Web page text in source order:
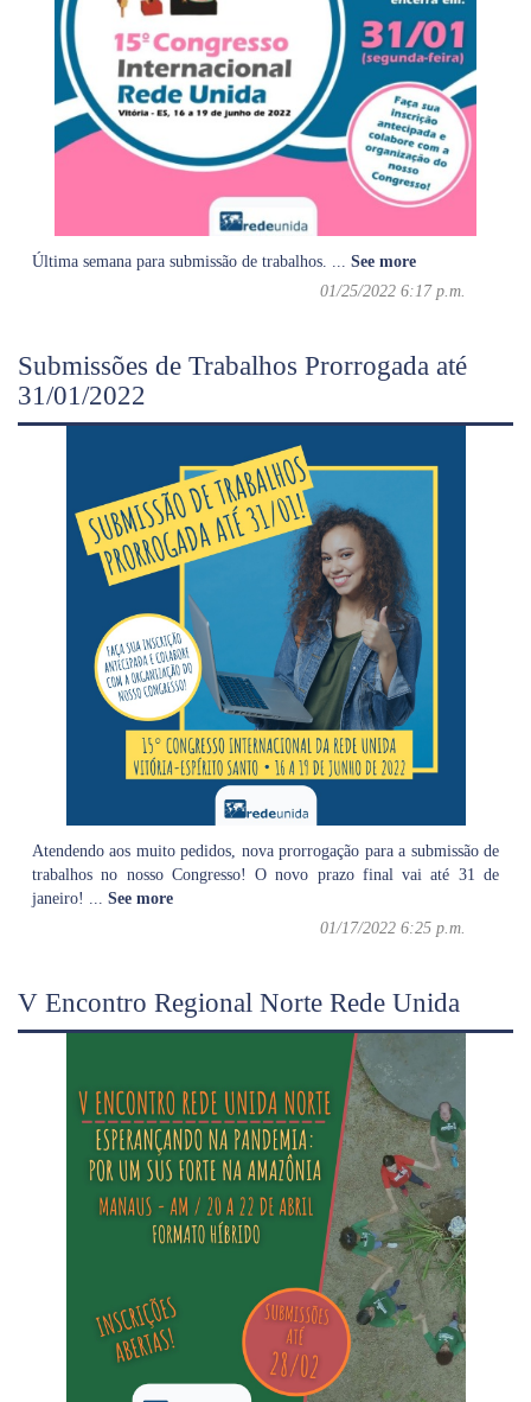
Última semana para submissão de trabalhos. ... See more
01/25/2022 6:17 p.m.
Submissões de Trabalhos Prorrogada até
31/01/2022
Atendendo aos muito pedidos, nova prorrogação para a submissão de
trabalhos no nosso Congresso! O novo prazo final vai até 31 de
janeiro! ... See more
01/17/2022 6:25 p.m.
V Encontro Regional Norte Rede Unida